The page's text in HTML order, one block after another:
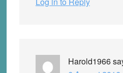
Harold1966